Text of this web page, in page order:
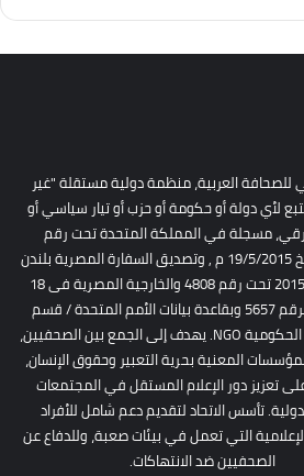
للصحافة العربية، منظمة دولية مستقلة "غير
لأي دولة أو حكومة أو حزب أو تيار سياسي أو
مسجلة في المملكة المتحدة تحت رقم
9599569 بتاريخ 19/5/2015 م , وتصديق السفارة المصرية بلندن
فى 28 مايو 2015 تحت رقم 4808 والخارجية المصرية فى 18
يونيو 2015 برقم 5657 وبقاعدة بيانات الأمم المتحدة / قسم
المنظمات غير الحكومية NGO. يهدف إلى الجمع بين الصحفيين،
المعنية بحرية التعبير وحقوق الإنسان،
تعزيز دور الإعلام المستقل في المجتمعات
تأسس الاتحاد لتقديم دعم شامل للأفراد
التي تعمل في بيئات صعبة، وللدفاع عن
الصحفيين ضد الانتهاكات.